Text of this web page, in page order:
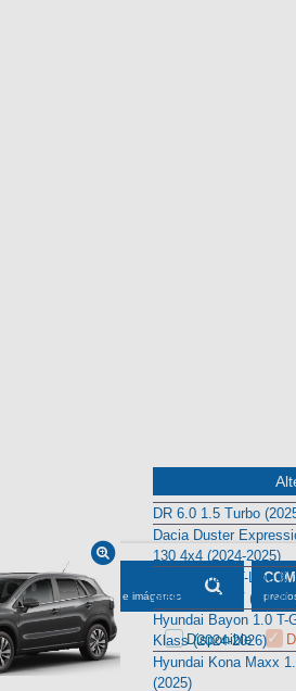
BUSCADOR
informaciones, fichas e imágenes
Disponible
DR 6.0 1.5 Turbo
Dacia Duster
130 4x4 (2024-2025)
Ford Puma ST-Line X
mHEV 125 CV (2024)
Hyundai Bayon 1.0 T-
Klass (2024-2026)
Hyundai Kona Maxx